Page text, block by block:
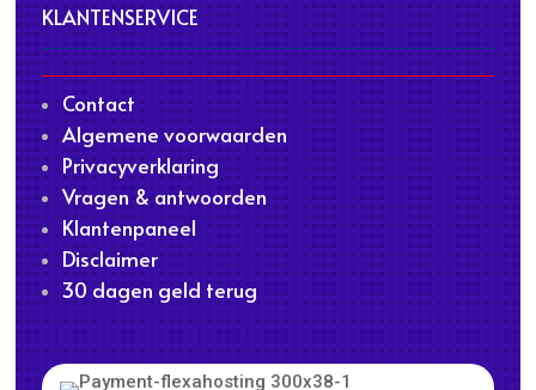
KLANTENSERVICE
Contact
Algemene voorwaarden
Privacyverklaring
Vragen & antwoorden
Klantenpaneel
Disclaimer
30 dagen geld terug